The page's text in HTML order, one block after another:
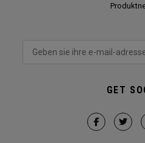
GET